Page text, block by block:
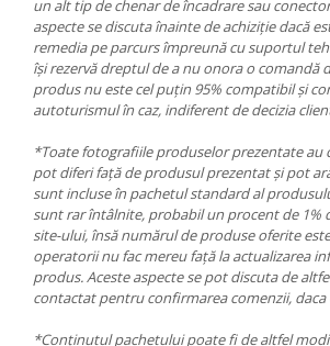
un alt tip de chenar de încadrare sau
aspecte se discuta înainte de achiziție dacă
remedia pe parcurs împreună cu suportul
își rezervă dreptul de a nu onora o comandă
produs nu este cel puțin 95% compatibil și
autoturismul în caz, indiferent de decizia
*Toate fotografiile produselor prezentate au
pot diferi față de produsul prezentat și pot
sunt incluse în pachetul standard al
sunt rar întâlnite, probabil un procent de
site-ului, însă numărul de produse oferite
operatorii nu fac mereu față la actualizarea
produs. Aceste aspecte se pot discuta de
contactat pentru confirmarea comenzii, daca
*Conținutul pachetului poate fi de altfel